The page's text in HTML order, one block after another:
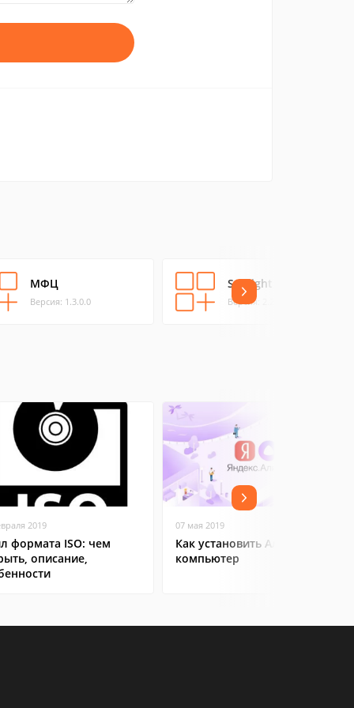
МФЦ
Версия: 1.3.0.0
Sunlight
Версия: 2.2.0.0
2019
формата ISO: чем
описание,
07 мая 2019
Как установить Алису на
компьютер